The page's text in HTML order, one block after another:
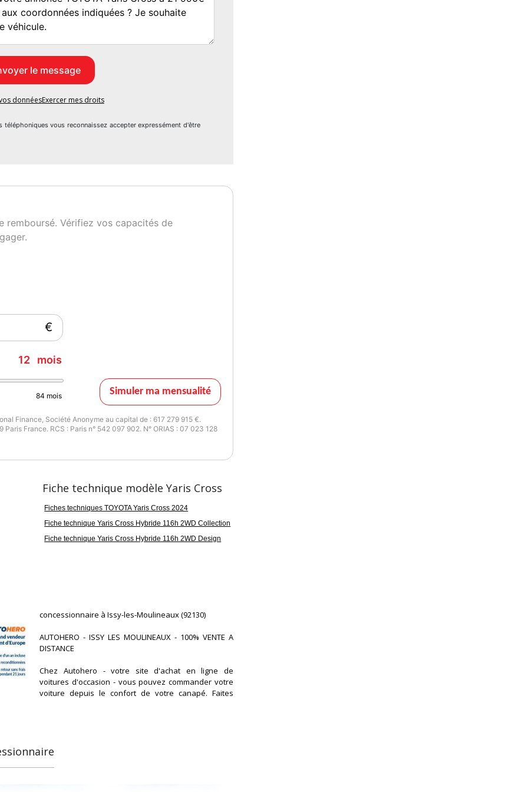
de secours,
maintien de trajectoire (LDA),
de somnolence,
de collision avant avec reconnaissance des piétons
donnéesExercer mes droits
vous reconnaissez accepter expressément d'être
remboursé. Vérifiez vos capacités de
€
12 mois
84 mois Simuler ma mensualité
Finance, Société Anonyme au capital de : 617 279 915 €.
France. RCS : Paris n° 542 097 902. N° ORIAS : 07 023 128
Fiche technique modèle Yaris Cross
Fiches techniques TOYOTA Yaris Cross 2024
Fiche technique Yaris Cross Hybride 116h 2WD Collection
Fiche technique Yaris Cross Hybride 116h 2WD Design
concessionnaire à Issy-les-Moulineaux (92130)
AUTOHERO - ISSY LES MOULINEAUX - 100% VENTE A
DISTANCE
Chez Autohero - votre site d'achat en ligne de
voitures d'occasion - vous pouvez commander votre
voiture depuis le confort de votre canapé. Faites
rêves ? Payer avec un chèque certifié le jour de la
voiture et payez mensuellement - c'est vous qui